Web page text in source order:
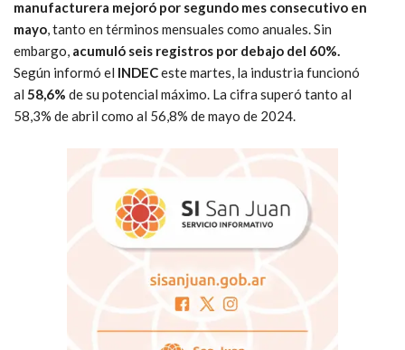
manufacturera mejoró por segundo mes consecutivo en
mayo, tanto en términos mensuales como anuales. Sin
embargo, acumuló seis registros por debajo del 60%.
Según informó el INDECeste martes, la industria funcionó
al 58,6% de su potencial máximo. La cifra superó tanto al
58,3% de abril como al 56,8% de mayo de 2024.